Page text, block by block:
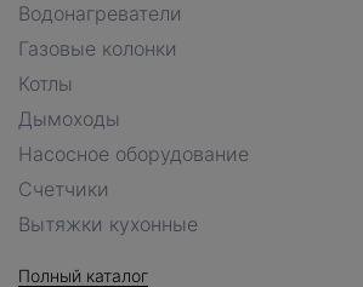
Водонагреватели
Газовые колонки
Котлы
Дымоходы
Насосное оборудование
Счетчики
Вытяжки кухонные
Полный каталог